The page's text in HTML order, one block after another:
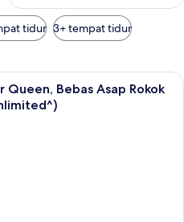
tidur 3+ tempat tidur
Kamar Deluks, 2 Tempat Tidur
Queen, Bebas Asap Rokok